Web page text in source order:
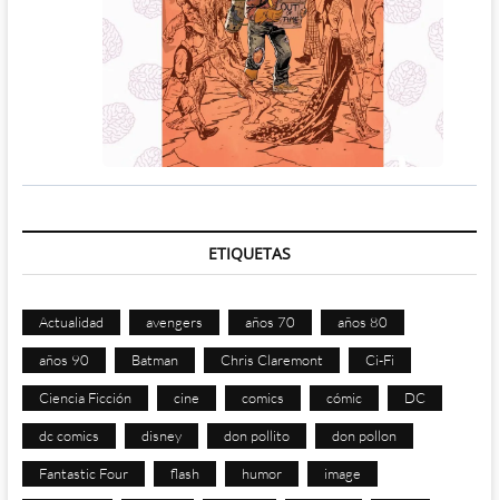
ETIQUETAS
Actualidad avengers años 70 años 80
años 90 Batman Chris Claremont Ci-Fi
Ciencia Ficción cine comics cómic DC
dc comics disney don pollito don pollon
Fantastic Four flash humor image